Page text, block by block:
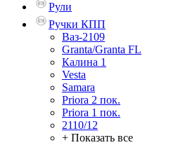
Рули
Ручки КПП
Ваз-2109
Granta/Granta FL
Калина 1
Vesta
Samara
Priora 2 пок.
Priora 1 пок.
2110/12
+ Показать все